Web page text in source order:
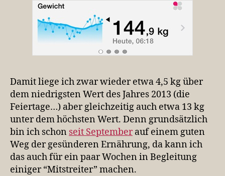
Damit liege ich zwar wieder etwa 4,5 kg über
dem niedrigsten Wert des Jahres 2013 (die
Feiertage…) aber gleichzeitig auch etwa 13 kg
unter dem höchsten Wert. Denn grundsätzlich
bin ich schon seit September auf einem guten
Weg der gesünderen Ernährung, da kann ich
das auch für ein paar Wochen in Begleitung
einiger “Mitstreiter” machen.